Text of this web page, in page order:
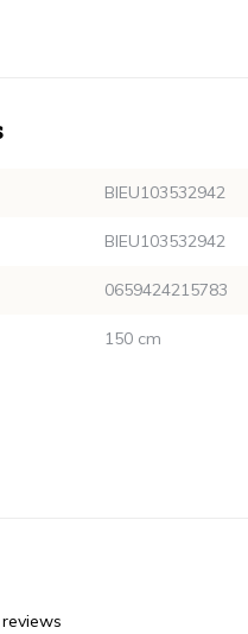
BIEU103532942
BIEU103532942
0659424215783
150 cm